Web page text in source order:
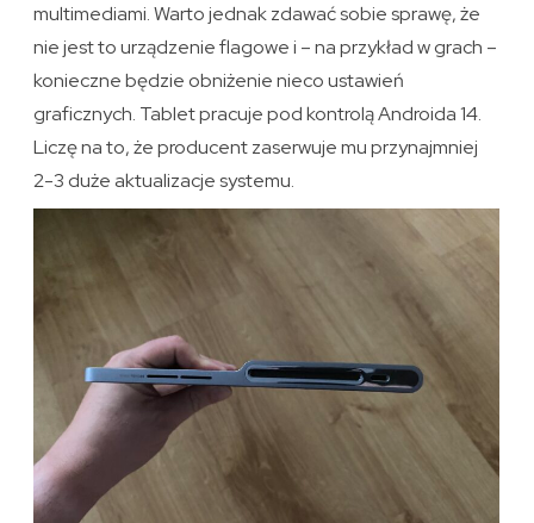
multimediami. Warto jednak zdawać sobie sprawę, że
nie jest to urządzenie flagowe i – na przykład w grach –
konieczne będzie obniżenie nieco ustawień
graficznych. Tablet pracuje pod kontrolą Androida 14.
Liczę na to, że producent zaserwuje mu przynajmniej
2-3 duże aktualizacje systemu.